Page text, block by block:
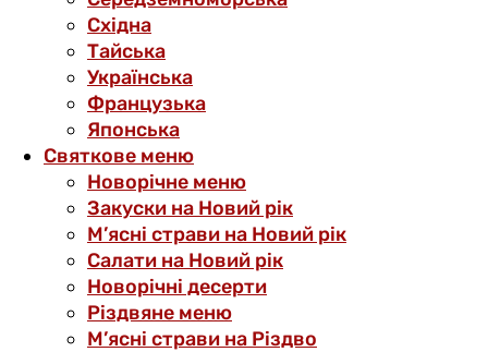
Східна
Тайська
Українська
Французька
Японська
Святкове меню
Новорічне меню
Закуски на Новий рік
М’ясні страви на Новий рік
Салати на Новий рік
Новорічні десерти
Різдвяне меню
М’ясні страви на Різдво